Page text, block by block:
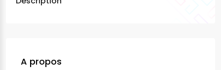
A propos